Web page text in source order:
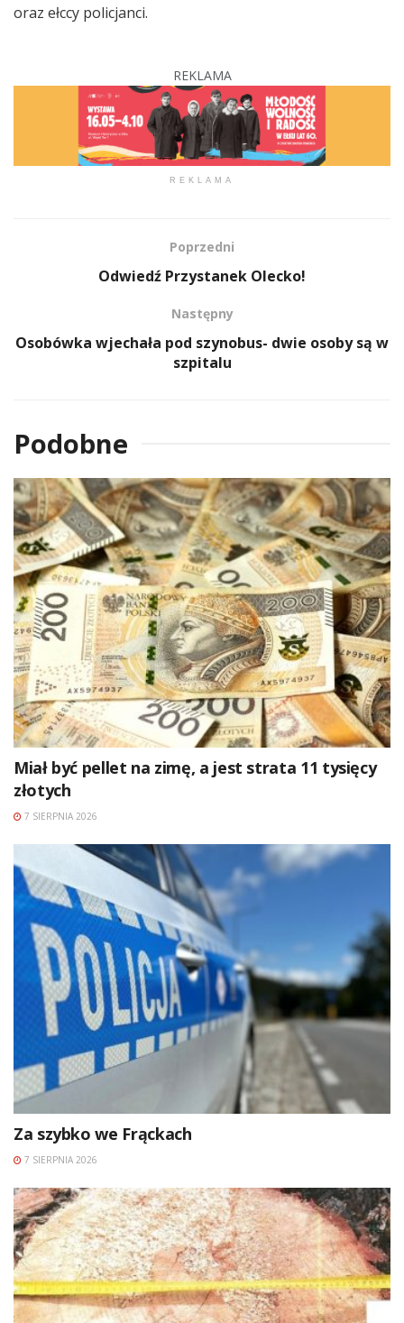
oraz ełccy policjanci.
REKLAMA
REKLAMA
Poprzedni
Odwiedź Przystanek Olecko!
Następny
Osobówka wjechała pod szynobus- dwie osoby są w
szpitalu
Podobne
Miał być pellet na zimę, a jest strata 11 tysięcy
złotych
7 SIERPNIA 2026
Za szybko we Frąckach
7 SIERPNIA 2026